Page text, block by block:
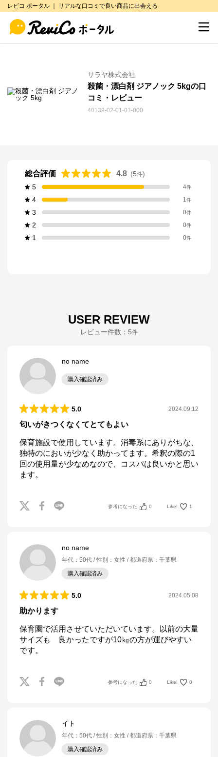
レビコ ポータル ｜ リアルな口コミで良い商品に出会える
サラヤ株式会社
殺菌・漂白剤 ジアノック 5kgの口
コミ・レビュー
40139-02-01-01-000
総合評価 4.8 (5件)
5
4件
4 1件
3 0件
2 0件
1 0件
USER REVIEW
レビュー件数： 5件
no name
購入確認済み
5.0 2024.09.12
匂いがきつくなくてとてもよい
保育施設で使用しています。消毒系にありがちな、
独特のにおいが少なく助かってます。希釈の際の1
回の使用量が少なめなので、コスパは良いかと思い
ます。
参考になった 0 Like! 1
no name
年代 ： 50代 性別 ： 女性 都道府県 ： 千葉県
購入確認済み
5.0 2024.05.08
助かります
保育園で活用させていただいています。以前の大量
サイズも　良かったですが10㎏の方が運びやすい
です。
参考になった 0 Like! 0
イト
年代 ： 50代 性別 ： 女性 都道府県 ： 千葉県
購入確認済み